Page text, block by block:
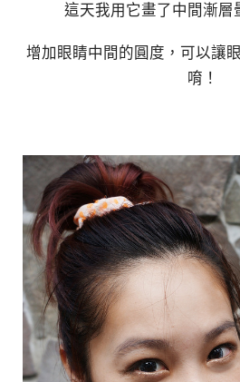
這天我用它畫了中間漸層
增加眼睛中間的圓度，可以讓
唷！